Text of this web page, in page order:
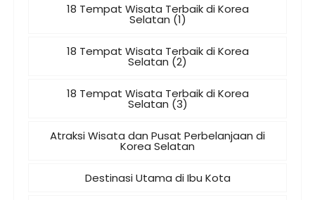
18 Tempat Wisata Terbaik di Korea
Selatan (1)
18 Tempat Wisata Terbaik di Korea
Selatan (2)
18 Tempat Wisata Terbaik di Korea
Selatan (3)
Atraksi Wisata dan Pusat Perbelanjaan di
Korea Selatan
Destinasi Utama di Ibu Kota